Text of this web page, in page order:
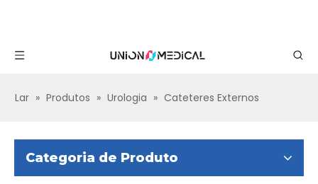
Lar » Produtos » Urologia » Cateteres Externos
Categoria de Produto